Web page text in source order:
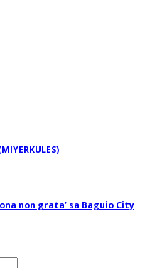
non grata’ sa Baguio City